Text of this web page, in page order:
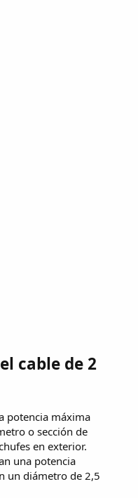
cable de 2
potencia máxima
o sección de
en exterior.
una potencia
un diámetro de 2,5